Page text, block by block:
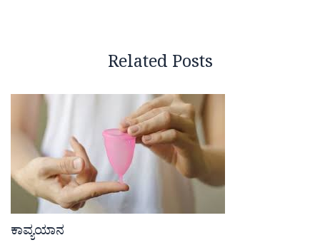
Related Posts
ಕಾವ್ಯಯಾನ